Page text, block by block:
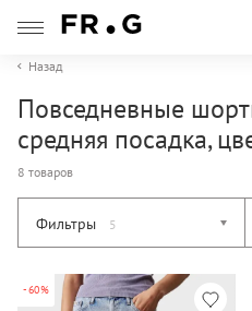
Назад
Повседневные
средняя посадка,
8 товаров
Фильтры 5
-60%